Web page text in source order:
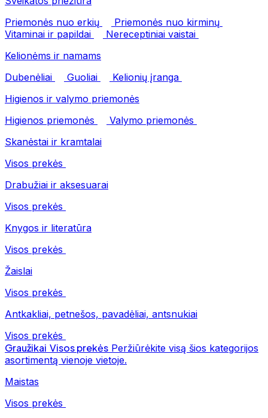
Priemonės nuo erkių
Priemonės nuo kirminų
Vitaminai ir papildai
Nereceptiniai vaistai
Kelionėms ir namams
Dubenėliai
Guoliai
Kelionių įranga
Higienos ir valymo priemonės
Higienos priemonės
Valymo priemonės
Skanėstai ir kramtalai
Visos prekės
Drabužiai ir aksesuarai
Visos prekės
Knygos ir literatūra
Visos prekės
Žaislai
Visos prekės
Antkakliai, petnešos, pavadėliai, antsnukiai
Visos prekės
Graužikai Visos prekės Peržiūrėkite visą šios kategorijos
asortimentą vienoje vietoje.
Maistas
Visos prekės